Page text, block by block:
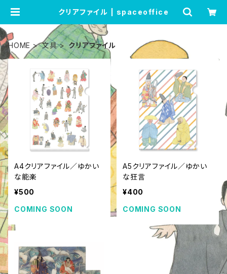
クリアファイル | spaceoffice
HOME 文具 クリアファイル
A4クリアファイル／ゆかい
な能楽
¥500
COMING SOON
A5クリアファイル／ゆかい
な狂言
¥400
COMING SOON